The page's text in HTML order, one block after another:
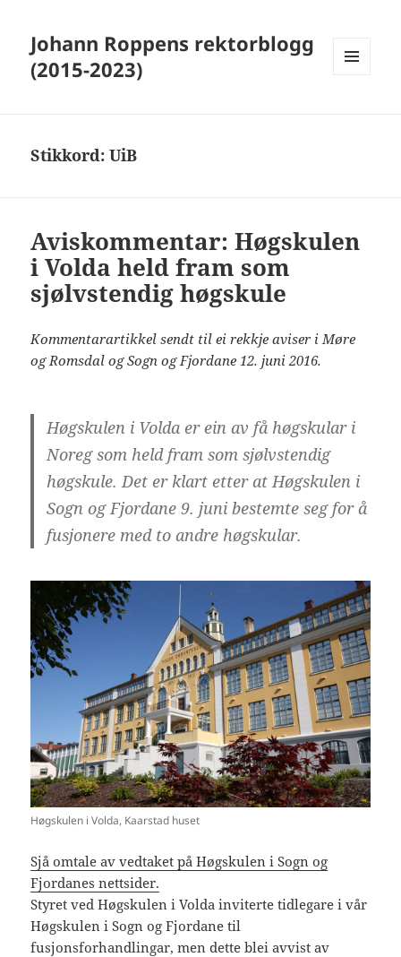
Johann Roppens rektorblogg
(2015-2023)
Stikkord:UiB
Aviskommentar: Høgskulen
i Volda held fram som
sjølvstendig høgskule
Kommentarartikkel sendt til ei rekkje aviser i Møre
og Romsdal og Sogn og Fjordane 12. juni 2016.
Høgskulen i Volda er ein av få høgskular i
Noreg som held fram som sjølvstendig
høgskule. Det er klart etter at Høgskulen i
Sogn og Fjordane 9. juni bestemte seg for å
fusjonere med to andre høgskular.
Høgskulen i Volda, Kaarstad huset
Sjå omtale av vedtaket på Høgskulen i Sogn og
Fjordanes nettsider.
Styret ved Høgskulen i Volda inviterte tidlegare i vår
Høgskulen i Sogn og Fjordane til
fusjonsforhandlingar, men dette blei avvist av